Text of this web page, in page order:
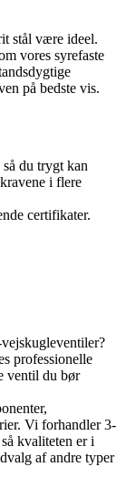
stål være ideel.
vores syrefaste
på bedste vis.
du trygt kan
i flere
certifikater.
professionelle
ventil du bør
Vi forhandler 3-
kvaliteten er i
af andre typer